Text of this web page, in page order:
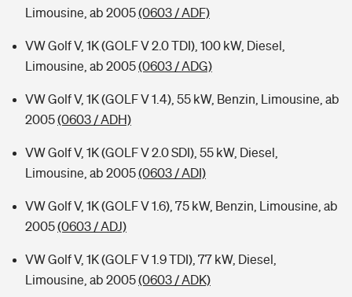
Limousine, ab 2005(0603 / ADF)
VW Golf V, 1K (GOLF V 2.0 TDI), 100 kW, Diesel,
Limousine, ab 2005(0603 / ADG)
VW Golf V, 1K (GOLF V 1.4), 55 kW, Benzin, Limousine, ab
2005(0603 / ADH)
VW Golf V, 1K (GOLF V 2.0 SDI), 55 kW, Diesel,
Limousine, ab 2005(0603 / ADI)
VW Golf V, 1K (GOLF V 1.6), 75 kW, Benzin, Limousine, ab
2005(0603 / ADJ)
VW Golf V, 1K (GOLF V 1.9 TDI), 77 kW, Diesel,
Limousine, ab 2005(0603 / ADK)